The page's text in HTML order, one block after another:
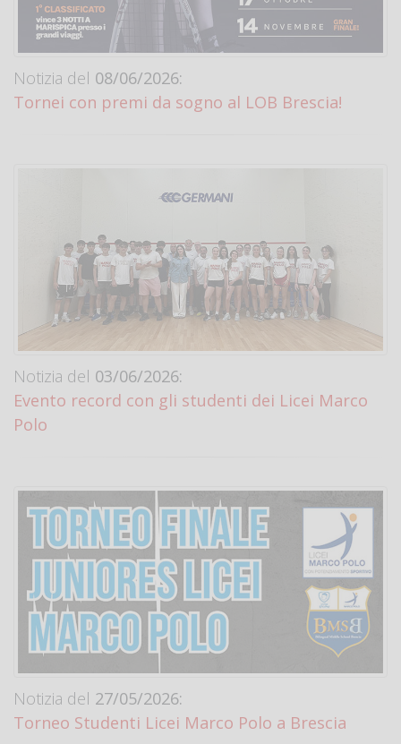
Notizia del 08/06/2026:
Tornei con premi da sogno al LOB Brescia!
Notizia del 03/06/2026:
Evento record con gli studenti dei Licei Marco
Polo
Notizia del 27/05/2026:
Torneo Studenti Licei Marco Polo a Brescia